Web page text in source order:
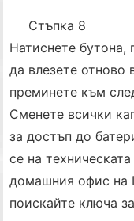
Стъпка 8
Натиснете бутона,
да влезете отново
преминете към
Сменете всички
за достъп до
се на
домашния офис на
поискайте ключа